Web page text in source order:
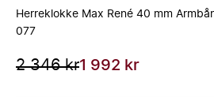
Herreklokke Max René 40 mm
077
2 346 kr1 992 kr